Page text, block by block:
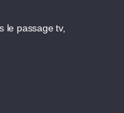
le passage tv,